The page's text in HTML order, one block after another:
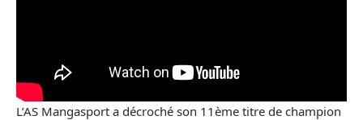
L’AS Mangasport a décroché son 11ème titre de champion